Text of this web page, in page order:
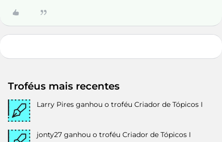
Troféus mais recentes
Larry Pires ganhou o troféu Criador de Tópicos I
jonty27 ganhou o troféu Criador de Tópicos I